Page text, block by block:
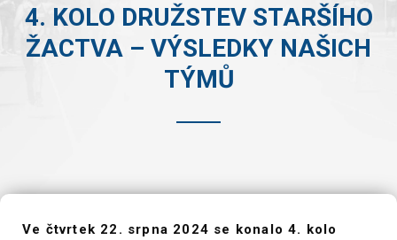
4. KOLO DRUŽSTEV STARŠÍHO
ŽACTVA – VÝSLEDKY NAŠICH
TÝMŮ
Ve čtvrtek 22. srpna 2024 se konalo 4. kolo